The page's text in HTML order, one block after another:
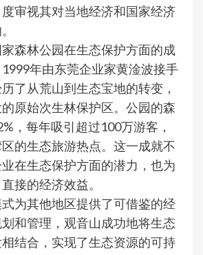
审视其对当地经济和国家经济
森林公园在生态保护方面的成
年由东莞企业家黄淦波接手
了从荒山到生态宝地的转变，
原始次生林保护区。公园的森
，每年吸引超过100万游客，
的生态旅游热点。这一成就不
在生态保护方面的潜力，也为
接的经济效益。
为其他地区提供了可借鉴的经
和管理，观音山成功地将生态
结合，实现了生态资源的可持